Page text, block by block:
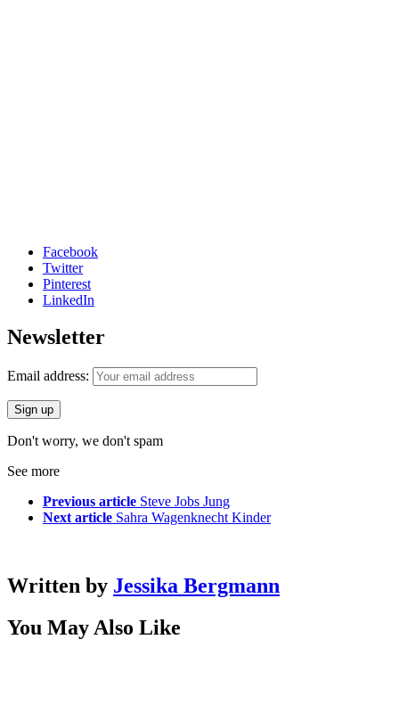
Facebook
Twitter
Pinterest
LinkedIn
Newsletter
Email address:
Don't worry, we don't spam
See more
Previous article Steve Jobs Jung
Next article Sahra Wagenknecht Kinder
Written by Jessika Bergmann
You May Also Like